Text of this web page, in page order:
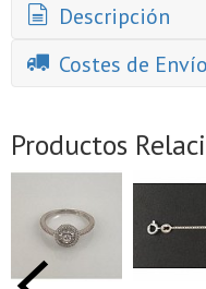
Descripción
Costes de Envío
Productos